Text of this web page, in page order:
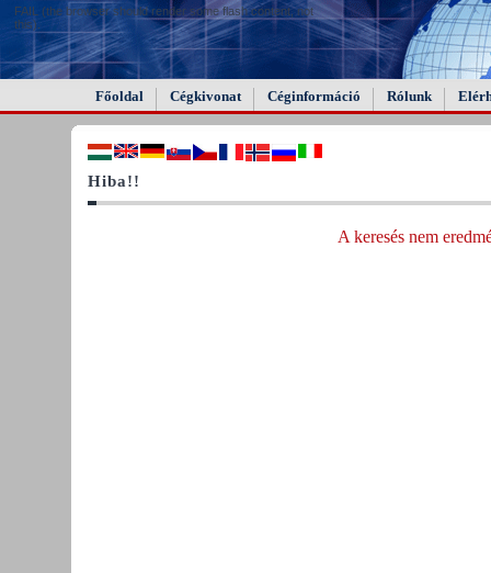
FAIL (the browser should render some flash content, not
this).
Főoldal Cégkivonat Céginformáció Rólunk
Hiba!!
A keresés nem